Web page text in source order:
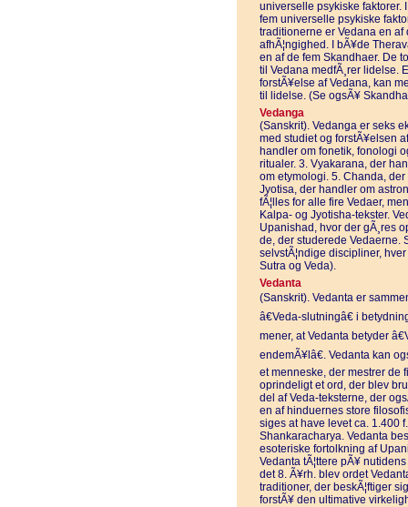
universelle psykiske faktorer.
fem universelle psykiske
traditionerne er Vedana en
afhÃ¦ngighed. I bÃ¥de
en af de fem Skandhaer. De
til Vedana medfÃ¸rer lidelse.
forstÃ¥else af Vedana, kan
til lidelse. (Se ogsÃ¥
Vedanga
(Sanskrit). Vedanga er seks
med studiet og forstÃ¥elsen
handler om fonetik, fonologi
ritualer. 3. Vyakarana, der
om etymologi. 5. Chanda,
Jyotisa, der handler om
fÃ¦lles for alle fire Vedaer,
Kalpa- og Jyotisha-tekster.
Upanishad, hvor der gÃ¸res
de, der studerede Vedaerne.
selvstÃ¦ndige discipliner,
Sutra og Veda).
Vedanta
(Sanskrit). Vedanta er
â€Veda-slutningâ€ i
mener, at Vedanta betyder
endemÃ¥lâ€. Vedanta kan
et menneske, der mestrer de
oprindeligt et ord, der blev
del af Veda-teksterne, der
en af hinduernes store
siges at have levet ca. 1.400
Shankaracharya. Vedanta
esoteriske fortolkning af
Vedanta tÃ¦ttere pÃ¥
det 8. Ã¥rh. blev ordet
traditioner, der beskÃ¦ftiger
forstÃ¥ den ultimative